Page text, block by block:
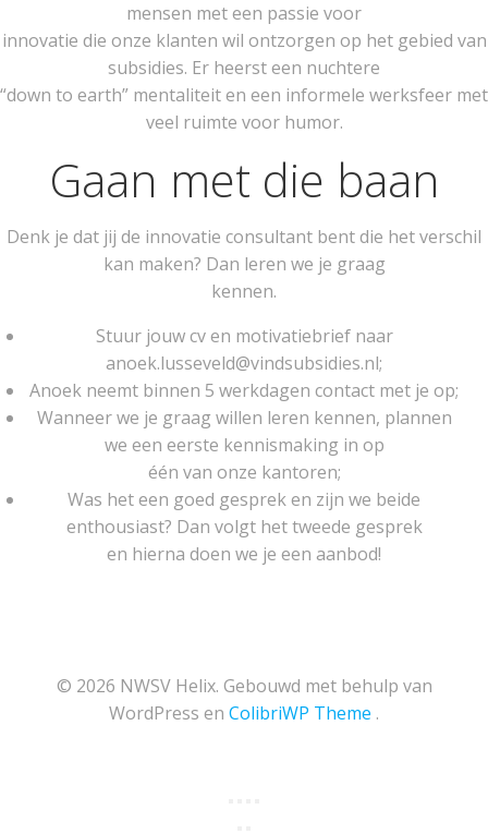
mensen met een passie voor
innovatie die onze klanten wil ontzorgen op het gebied van
subsidies. Er heerst een nuchtere
“down to earth” mentaliteit en een informele werksfeer met
veel ruimte voor humor.
Gaan met die baan
Denk je dat jij de innovatie consultant bent die het verschil
kan maken? Dan leren we je graag
kennen.
Stuur jouw cv en motivatiebrief naar
anoek.lusseveld@vindsubsidies.nl;
Anoek neemt binnen 5 werkdagen contact met je op;
Wanneer we je graag willen leren kennen, plannen
we een eerste kennismaking in op
één van onze kantoren;
Was het een goed gesprek en zijn we beide
enthousiast? Dan volgt het tweede gesprek
en hierna doen we je een aanbod!
© 2026 NWSV Helix. Gebouwd met behulp van
WordPress en ColibriWP Theme .